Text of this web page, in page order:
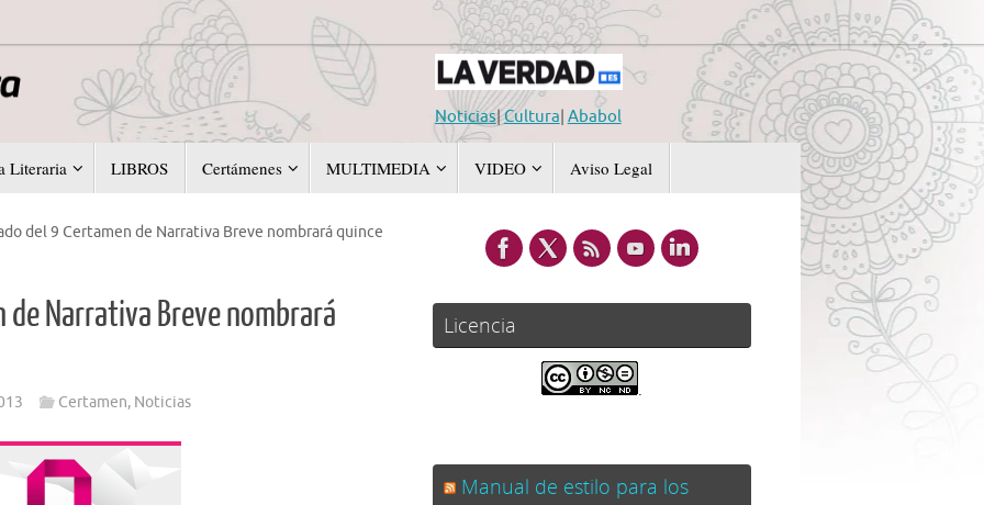
Noticias|Cultura| Ababol
Literaria LIBROS Certámenes MULTIMEDIA VIDEO Aviso Legal
del 9 Certamen de Narrativa Breve nombrará quince
de Narrativa Breve nombrará
Certamen, Noticias
Licencia
.
Manual de estilo para los